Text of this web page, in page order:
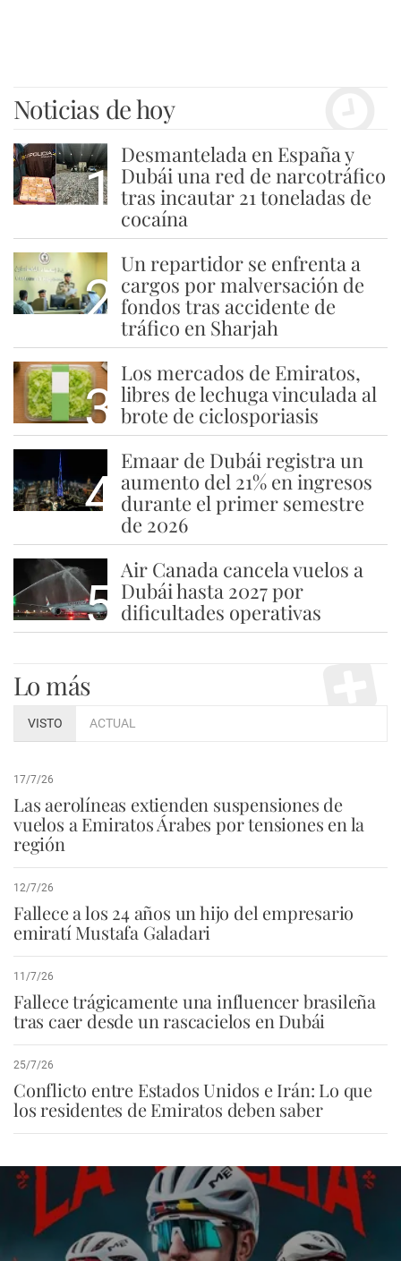
Noticias de hoy
1
Desmantelada en España y
Dubái una red de narcotráfico
tras incautar 21 toneladas de
cocaína
2
Un repartidor se enfrenta a
cargos por malversación de
fondos tras accidente de
tráfico en Sharjah
3
Los mercados de Emiratos,
libres de lechuga vinculada al
brote de ciclosporiasis
4
Emaar de Dubái registra un
aumento del 21% en ingresos
durante el primer semestre
de 2026
5
Air Canada cancela vuelos a
Dubái hasta 2027 por
dificultades operativas
Lo más
VISTO ACTUAL
17/7/26
Las aerolíneas extienden suspensiones de
vuelos a Emiratos Árabes por tensiones en la
región
12/7/26
Fallece a los 24 años un hijo del empresario
emiratí Mustafa Galadari
11/7/26
Fallece trágicamente una influencer brasileña
tras caer desde un rascacielos en Dubái
25/7/26
Conflicto entre Estados Unidos e Irán: Lo que
los residentes de Emiratos deben saber